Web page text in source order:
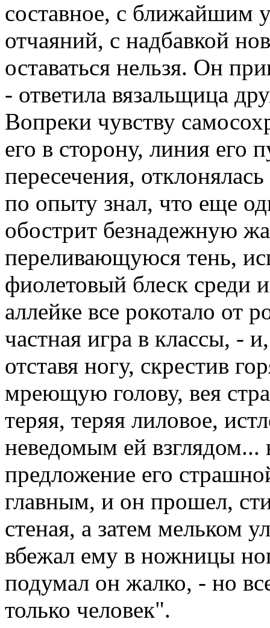
составное, с ближайшим
отчаяний, с надбавкой
оставаться нельзя. Он
- ответила вязальщица
Вопреки чувству
его в сторону, линия его
пересечения,
по опыту знал, что еще
обострит безнадежную
переливающуюся тень,
фиолетовый блеск среди
аллейке все рокотало от
частная игра в классы, -
отставя ногу, скрестив
мреющую голову, вея
теряя, теряя лиловое,
неведомым ей взглядом...
предложение его
главным, и он прошел,
стеная, а затем мельком
вбежал ему в ножницы
подумал он жалко, - но
только человек".